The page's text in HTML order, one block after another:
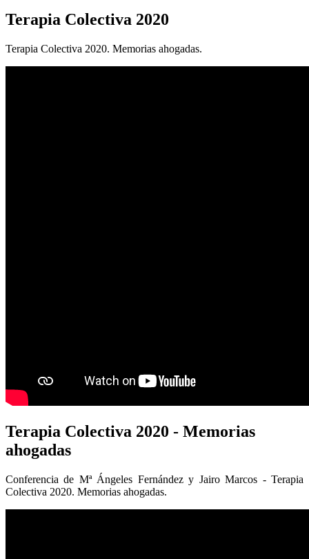
Terapia Colectiva 2020
Terapia Colectiva 2020. Memorias ahogadas.
Terapia Colectiva 2020 - Memorias
ahogadas
Conferencia de Mª Ángeles Fernández y Jairo Marcos - Terapia
Colectiva 2020. Memorias ahogadas.